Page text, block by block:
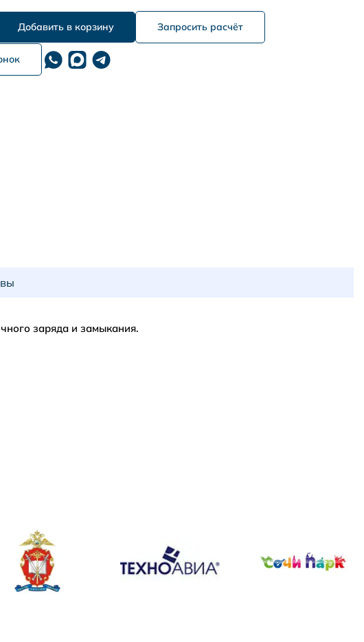
Запросить расчёт
заряда и замыкания.